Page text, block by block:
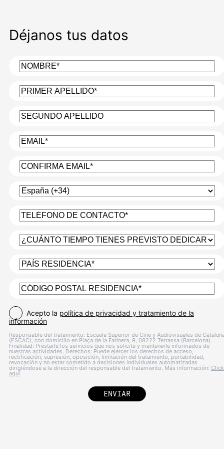
Déjanos tus datos
Acepto la política de privacidad y tratamiento de la
información
Responsable del tratamiento: Escuela Superior de Cine y Audiovisuales de
(ESCAC), con domicilio en Plaça de la Farinera, 9, 08222 Terrassa (Barcelona).
Finalidad: Prestarle los servicios que nos solicite y mantenerle informados de
nuestras actividades. Derechos: Puede ejercer los derechos de acceso,
rectificación, supresión, oposición, limitación del tratamiento, portabilidad,
revocación y no estar sometido a decisiones individuales automatizadas
dirigiéndose a la dirección del responsable del tratamiento. Más información: Click
aquí
ENVIAR